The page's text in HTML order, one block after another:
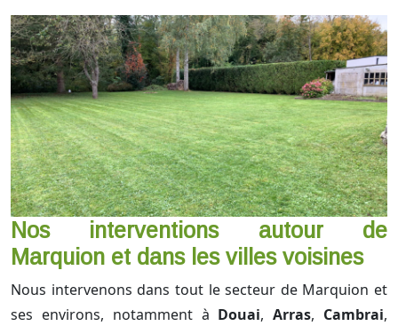
Nos interventions autour de
Marquion et dans les villes voisines
Nous intervenons dans tout le secteur de Marquion et
ses environs, notamment à Douai,Arras, Cambrai,